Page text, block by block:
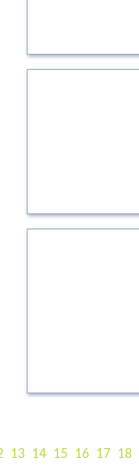
13 14 15 16 17 18